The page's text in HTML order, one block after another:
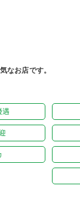
なお店です。
遇